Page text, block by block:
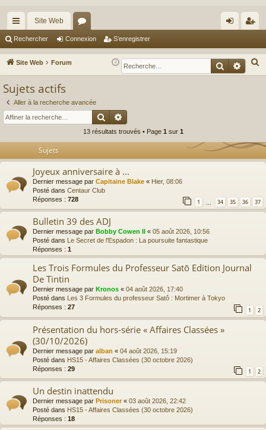
cc
ès
ra
pi
de
Site Web
or
u
m
ne
xi
nr
eg
Rechercher Connexion S’enregistrer
Site Web Forum
e
Sujets actifs
Aller à la recherche avancée
Rechercher
13 résultats trouvés • Page 1 sur 1
Sujets
Joyeux anniversaire à ...
Dernier message par Capitaine Blake « Hier, 08:06
Posté dans Centaur Club
Réponses : 728 1 … 34 35 36 37
Bulletin 39 des ADJ
Dernier message par Bobby Cowen II « 05 août 2026, 10:56
Posté dans Le Secret de l'Espadon : La poursuite fantastique
Réponses : 1
Les Trois Formules du Professeur Satō Edition Journal
De Tintin
Dernier message par Kronos « 04 août 2026, 17:40
Posté dans Les 3 Formules du professeur Satô : Mortimer à Tokyo
Réponses : 27 1 2
Présentation du hors-série « Affaires Classées »
(30/10/2026)
Dernier message par alban « 04 août 2026, 15:19
Posté dans HS15 - Affaires Classées (30 octobre 2026)
Réponses : 29 1 2
Un destin inattendu
Dernier message par Prisoner« 03 août 2026, 22:42
Posté dans HS15 - Affaires Classées (30 octobre 2026)
Réponses : 18